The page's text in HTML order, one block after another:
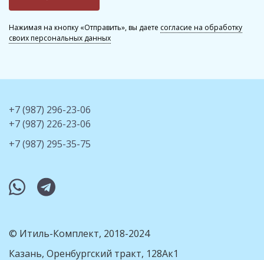
Нажимая на кнопку «Отправить», вы даете согласие на обработку
своих персональных данных
+7 (987) 296-23-06
+7 (987) 226-23-06
+7 (987) 295-35-75
whatsapptelegram
© Итиль-Комплект, 2018-2024
Казань, Оренбургский тракт, 128Ак1